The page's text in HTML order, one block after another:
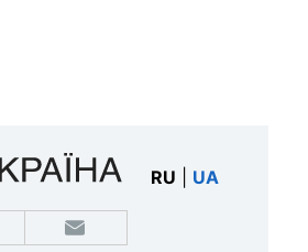
RU UA